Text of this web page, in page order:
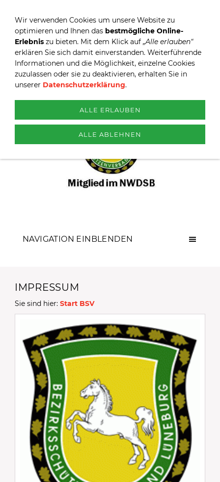
NAVIGATION EINBLENDEN
IMPRESSUM
Sie sind hier: Start BSV
Wir verwenden Cookies um unsere Website zu
optimieren und Ihnen das bestmögliche Online-
Erlebnis zu bieten. Mit dem Klick auf „Alle erlauben“
erklären Sie sich damit einverstanden. Weiterführende
Informationen und die Möglichkeit, einzelne Cookies
zuzulassen oder sie zu deaktivieren, erhalten Sie in
unserer Datenschutzerklärung.
ALLE ERLAUBEN
ALLE ABLEHNEN